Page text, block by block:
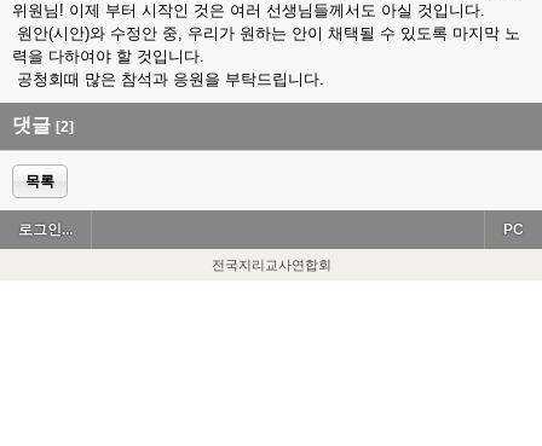
위원님! 이제 부터 시작인 것은 여러 선생님들께서도 아실 것입니다.
원안(시안)와 수정안 중, 우리가 원하는 안이 채택될 수 있도록 마지막 노
력을 다하여야 할 것입니다.
공청회때 많은 참석과 응원을 부탁드립니다.
댓글 [2]
목록
로그인... PC
전국지리교사연합회